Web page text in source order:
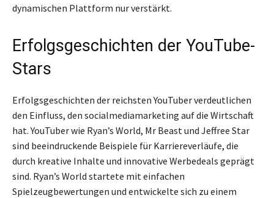
dynamischen Plattform nur verstärkt.
Erfolgsgeschichten der YouTube-
Stars
Erfolgsgeschichten der reichsten YouTuber verdeutlichen
den Einfluss, den socialmediamarketing auf die Wirtschaft
hat. YouTuber wie Ryan’s World, Mr Beast und Jeffree Star
sind beeindruckende Beispiele für Karriereverläufe, die
durch kreative Inhalte und innovative Werbedeals geprägt
sind. Ryan’s World startete mit einfachen
Spielzeugbewertungen und entwickelte sich zu einem